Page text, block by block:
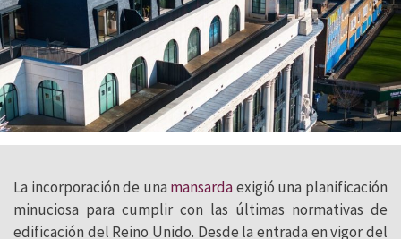
La incorporación de una mansardaexigió una planificación
minuciosa para cumplir con las últimas normativas de
edificación del Reino Unido. Desde la entrada en vigor del